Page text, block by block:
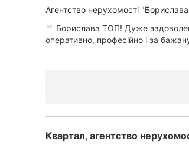
Луцьк
Агентство нерухомості
Борислава ТОП! Дуже
оперативно, професійно і за
Квартал, агентство